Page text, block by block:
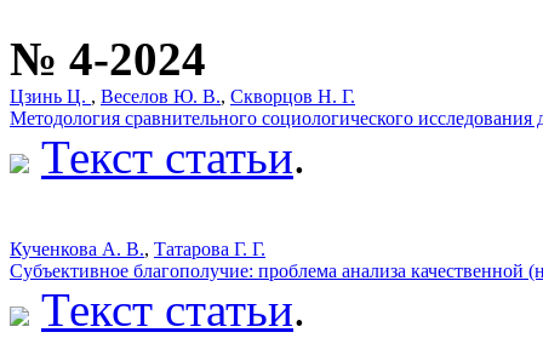
№ 4-2024
Цзинь Ц. , Веселов Ю. В., Скворцов Н. Г.
Методология сравнительного социологического
Текст статьи.
Кученкова А. В., Татарова Г. Г.
Субъективное благополучие: проблема анализа качественной
Текст статьи.